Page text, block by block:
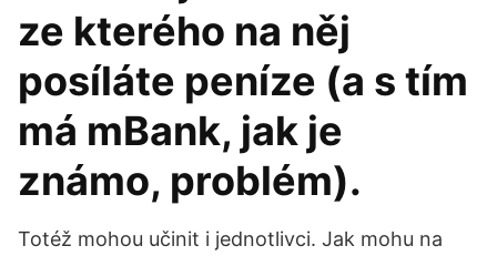
ze kterého na něj
posíláte peníze (a s tím
má mBank, jak je
známo, problém).
Totéž mohou učinit i jednotlivci. Jak mohu na